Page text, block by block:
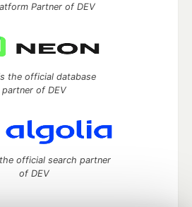
Partner of DEV
the official database
partner of DEV
official search partner
of DEV